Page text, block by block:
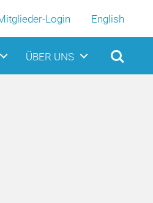
Login English
ÜBER UNS